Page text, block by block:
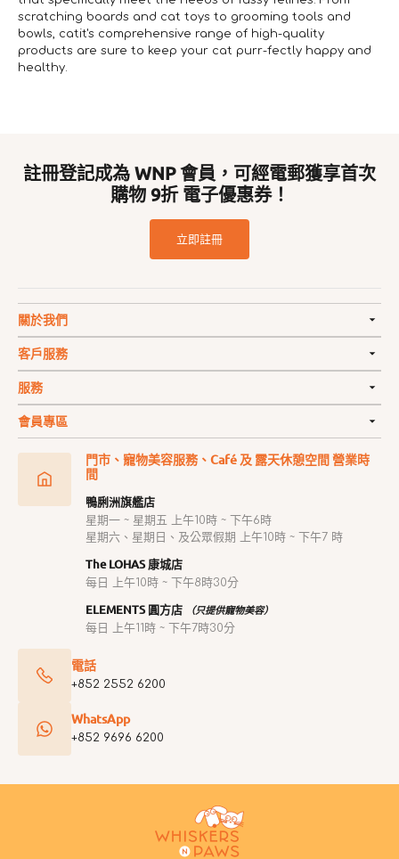
scratching boards and cat toys to grooming tools and
bowls, catit's comprehensive range of high-quality
products are sure to keep your cat purr-fectly happy and
healthy.
註冊登記成為 WNP 會員，可經電郵獲享首次
購物 9折 電子優惠券！
立即註冊
關於我們
客戶服務
服務
會員專區
門市、寵物美容服務、Café 及 露天休憩空間 營業時
間
鴨脷洲旗艦店
星期一 ~ 星期五 上午10時 ~ 下午6時
星期六、星期日、及公眾假期 上午10時 ~ 下午7 時
The LOHAS 康城店
每日 上午10時 ~ 下午8時30分
ELEMENTS 圓方店 （只提供寵物美容）
每日 上午11時 ~ 下午7時30分
電話
+852 2552 6200
WhatsApp
+852 9696 6200